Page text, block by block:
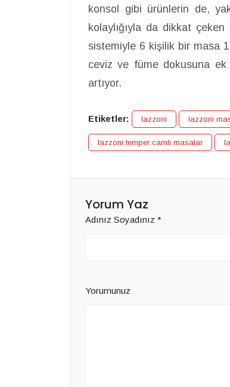
konsol gibi ürünlerin de,
kolaylığıyla da dikkat çeken
sistemiyle 6 kişilik bir masa
ceviz ve füme dokusuna ek
artıyor.
Etiketler: lazzoni lazzoni
lazzoni temper camlı masalar
Yorum Yaz
Adınız Soyadınız *
Yorumunuz